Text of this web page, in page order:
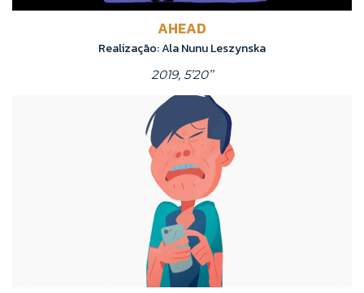
AHEAD
Realização: Ala Nunu Leszynska
2019, 5’20’’